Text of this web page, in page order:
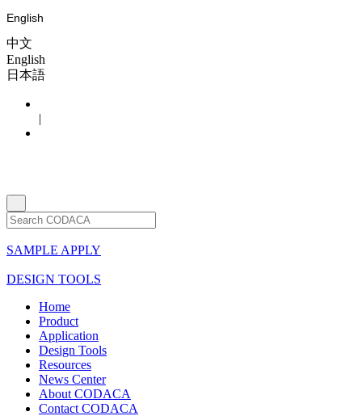
English
中文
English
日本語
|
SAMPLE APPLY
DESIGN TOOLS
Home
Product
Application
Design Tools
Resources
News Center
About CODACA
Contact CODACA